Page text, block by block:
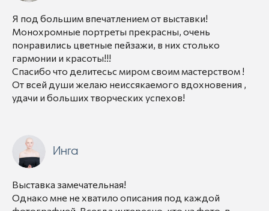
Я под большим впечатлением от выставки!
Монохромные портреты прекрасны, очень
понравились цветные пейзажи, в них столько
гармонии и красоты!!!
Спасибо что делитесьс миром своим мастерством !
От всей души желаю неиссякаемого вдохновения ,
удачи и больших творческих успехов!
Инга
Выставка замечательная!
Однако мне не хватило описания под каждой